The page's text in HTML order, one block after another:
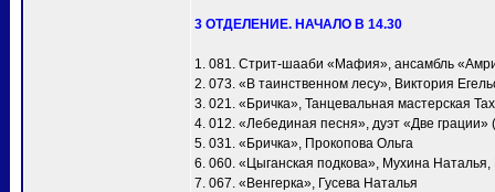
3 ОТДЕЛЕНИЕ. НАЧАЛО В 14.30
1. 081. Стрит-шааби «Мафия», ансамбль
2. 073. «В таинственном лесу», Виктория
3. 021. «Бричка», Танцевальная мастерская
4. 012. «Лебединая песня», дуэт «Две
5. 031. «Бричка», Прокопова Ольга
6. 060. «Цыганская подкова», Мухина
7. 067. «Венгерка», Гусева Наталья